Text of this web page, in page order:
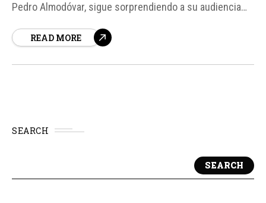
Pedro Almodóvar, sigue sorprendiendo a su audiencia
Después de su estreno en cines el pasado 20 de marzo,
READ MORE
SEARCH
SEARCH